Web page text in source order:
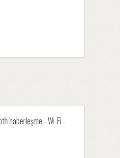
haberleşme - Wi-Fi -